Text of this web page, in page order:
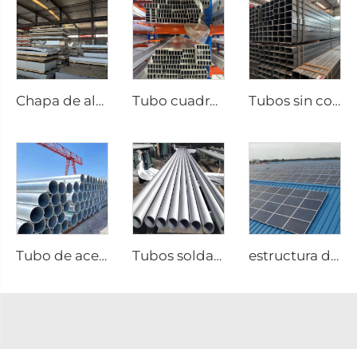
Chapa de aluminio acero Tubo cuadrado sin costura de acero de aluminio Tubos sin costura de tubería cuadrada de acero al carbono
Tubo de acero inoxidable 304 316 201, tubos redondos sin costura Tubos soldados de acero inoxidable, tubos redondos estructura de acero al carbono